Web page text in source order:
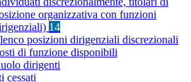
organizzativa con funzioni
14
posizioni dirigenziali discrezionali
di funzione disponibili
dirigenti
cessati